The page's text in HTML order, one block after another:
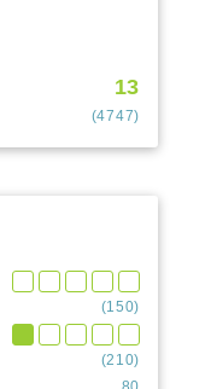
13
(4747)
(150)
(210)